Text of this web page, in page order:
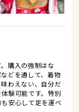
購入の強制はな
どを通して、着物
わえない、自分だ
験可能です。特別
安心して足を運べ